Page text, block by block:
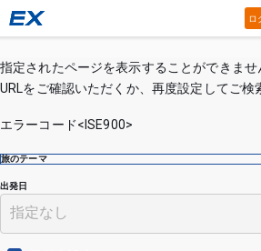
ロ
指定されたページを表示することができませ
URLをご確認いただくか、再度設定してご検
エラーコード<ISE900>
出発日
旅のテーマ